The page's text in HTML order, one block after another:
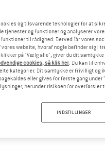
og tilsvarende teknologier for at
tjenester og funktioner og analyserer
til rådighed. Derved får vores
vores website, hvoraf nogle befinder sig i
klikker på "Vælg alle", giver du dit
cookies, så klik her. Du kan til
kategorier. Dit samtykke er frivilligt og
eller gives for første gang
herunder risikoen for overførsler
INDSTILLINGER